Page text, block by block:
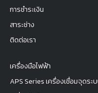
การชำระเงิน
สาระช่าง
ติดต่อเรา
เครื่องมือไฟฟ้า
APS Series เครื่องเชื่อมจุดระ